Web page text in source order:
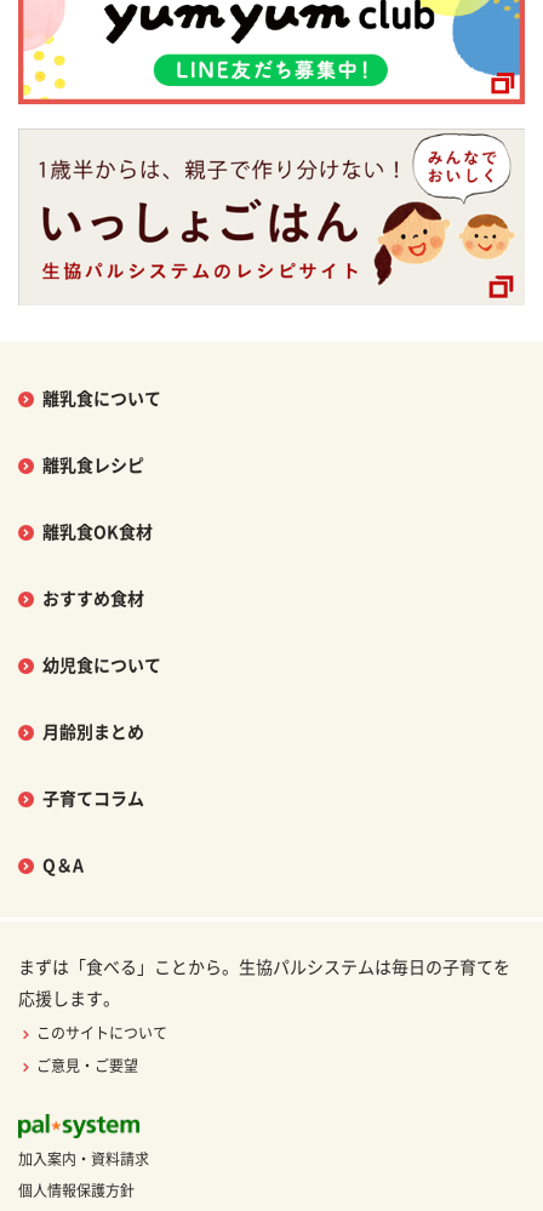
離乳食について
離乳食レシピ
離乳食OK食材
おすすめ食材
幼児食について
月齢別まとめ
子育てコラム
Q＆A
まずは「食べる」ことから。生協パルシステムは毎日の子育てを
応援します。
このサイトについて
ご意見・ご要望
加入案内・資料請求
個人情報保護方針